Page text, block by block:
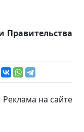
Правительства
Реклама на сайте